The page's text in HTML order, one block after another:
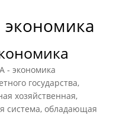
экономика
государства,
хозяйственная,
система, обладающая